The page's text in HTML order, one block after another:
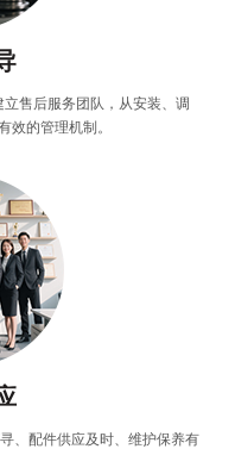
售后服务团队，从安装、调
效的管理机制。
、配件供应及时、维护保养有